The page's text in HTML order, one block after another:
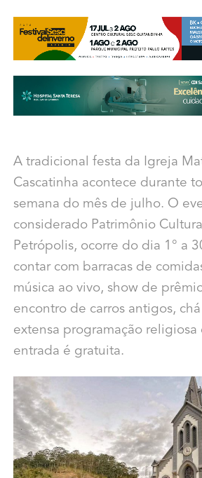
A tradicional festa da Igreja
Cascatinha acontece durante
semana do mês de julho. O
considerado Patrimônio
Petrópolis, ocorre do dia 1° a
contar com barracas de
música ao vivo, show de
encontro de carros antigos,
extensa programação religiosa
entrada é gratuita.